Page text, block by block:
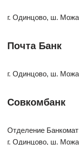
г. Одинцово, ш.
Почта Банк
г. Одинцово, ш.
Совкомбанк
Отделение Банкомат
г. Одинцово, ш.